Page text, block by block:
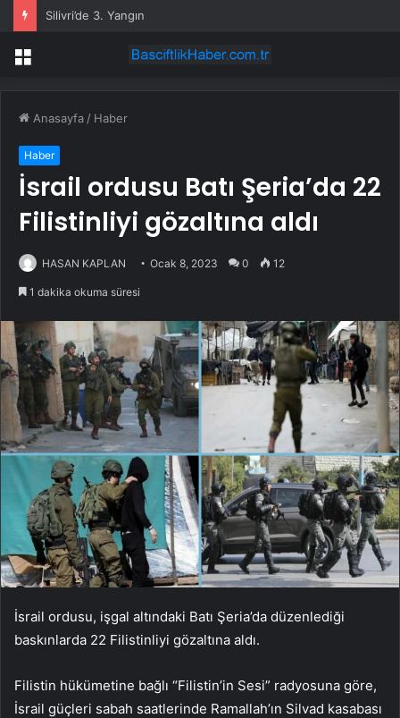
Silivri’de 3. Yangın
Menü
Anasayfa / Haber
Haber
İsrail ordusu Batı Şeria’da 22
Filistinliyi gözaltına aldı
HASAN KAPLAN Ocak 8, 2023 0 12
1 dakika okuma süresi
İsrail ordusu, işgal altındaki Batı Şeria’da düzenlediği
baskınlarda 22 Filistinliyi gözaltına aldı.
Filistin hükümetine bağlı “Filistin’in Sesi” radyosuna göre,
İsrail güçleri sabah saatlerinde Ramallah’ın Silvad kasabası